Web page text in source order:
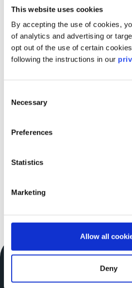
This website uses cookies
By accepting the use of cookies,
of analytics and advertising or
opt out of the use of certain
following the instructions in our
Selection
Necessary
Preferences
Statistics
Marketing
Allow all
Deny
Susanne Nitzsche
Leiterin Employer Branding & HR
Video-Power für